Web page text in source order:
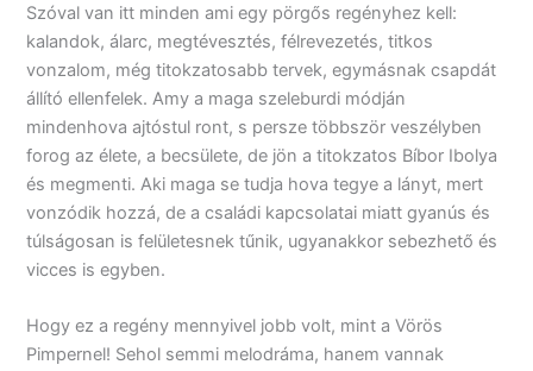
Szóval van itt minden ami egy pörgős regényhez kell:
kalandok, álarc, megtévesztés, félrevezetés, titkos
vonzalom, még titokzatosabb tervek, egymásnak csapdát
állító ellenfelek. Amy a maga szeleburdi módján
mindenhova ajtóstul ront, s persze többször veszélyben
forog az élete, a becsülete, de jön a titokzatos Bíbor Ibolya
és megmenti. Aki maga se tudja hova tegye a lányt, mert
vonzódik hozzá, de a családi kapcsolatai miatt gyanús és
túlságosan is felületesnek tűnik, ugyanakkor sebezhető és
vicces is egyben.
Hogy ez a regény mennyivel jobb volt, mint a Vörös
Pimpernel! Sehol semmi melodráma, hanem vannak